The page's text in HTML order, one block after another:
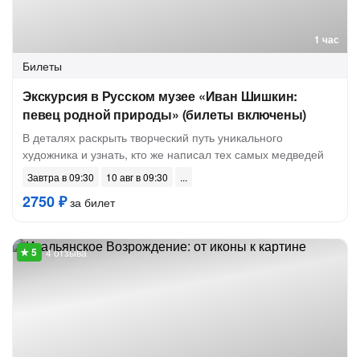
1 час
Билеты
Экскурсия в Русском музее «Иван Шишкин:
певец родной природы» (билеты включены)
В деталях раскрыть творческий путь уникального
художника и узнать, кто же написал тех самых медведей
Завтра в 09:30 10 авг в 09:30
2750 ₽за билет
4 отзыва